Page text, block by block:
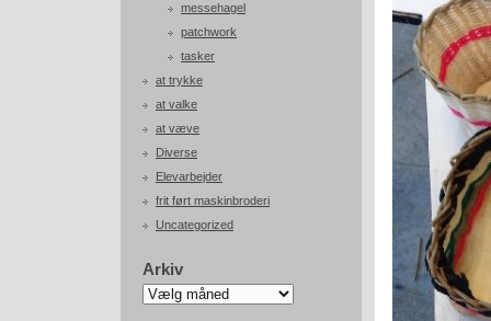
messehagel
patchwork
tasker
at trykke
at valke
at væve
Diverse
Elevarbejder
frit ført maskinbroderi
Uncategorized
Arkiv
Arkiv